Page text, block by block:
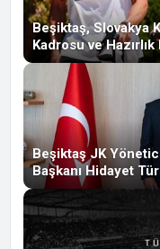
Beşiktaş, Slovakya
Kadrosu ve
Beşiktaş JK
Başkanı Hidayet